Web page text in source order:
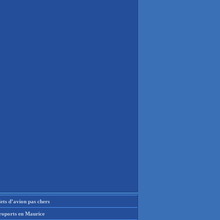
d’avion pas chers
en Maurice